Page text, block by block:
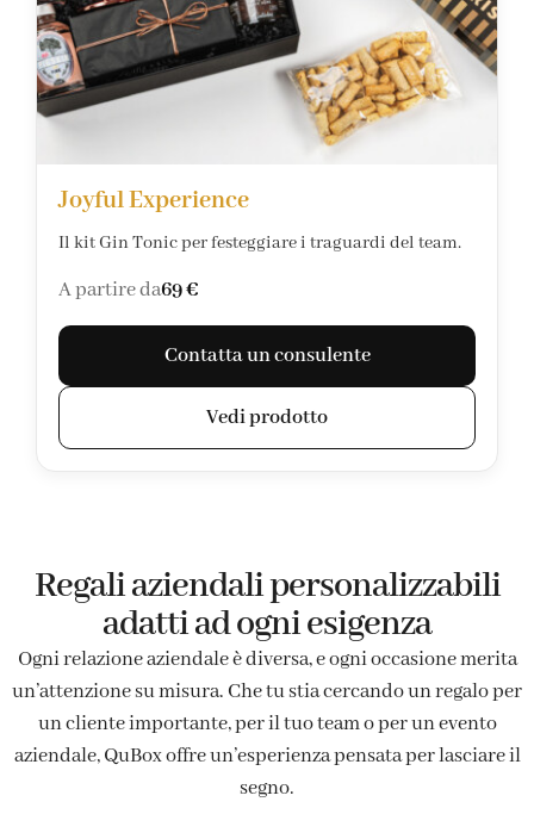
Joyful Experience
Il kit Gin Tonic per festeggiare i traguardi del team.
A partire da69 €
Contatta un consulente
Vedi prodotto
Regali aziendali personalizzabili
adatti ad ogni esigenza
Ogni relazione aziendale è diversa, e ogni occasione merita
un’attenzione su misura. Che tu stia cercando un regalo per
un cliente importante, per il tuo team o per un evento
aziendale, QuBox offre un’esperienza pensata per lasciare il
segno.